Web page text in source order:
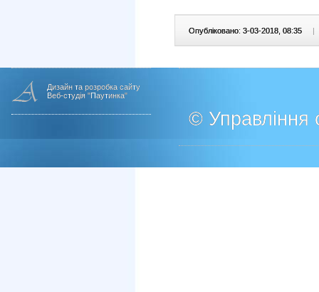
Опубліковано: 3-03-2018, 08:35 |
Дизайн та розробка сайту
Веб-студія "Паутинка"
© Управління